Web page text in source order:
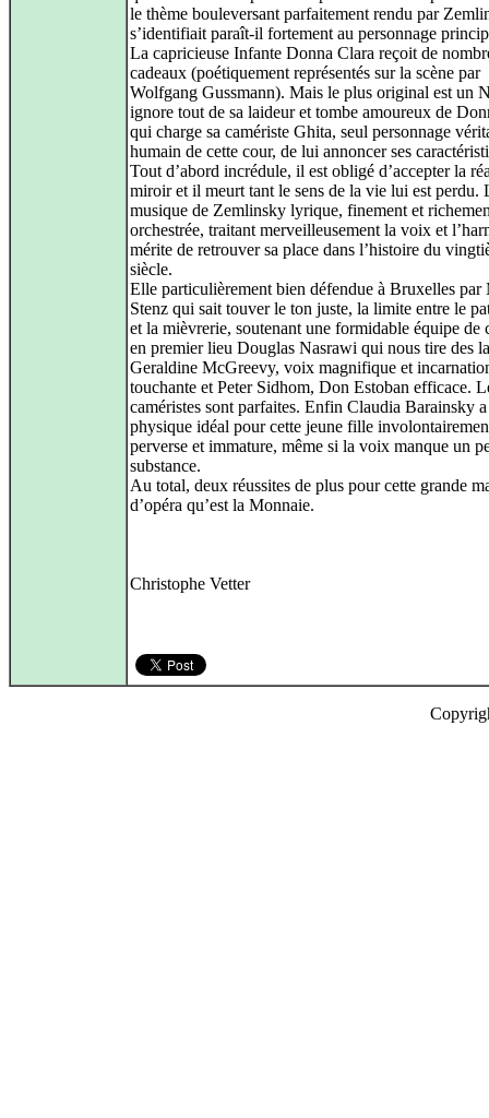
le thème bouleversant parfaitement rendu par
s’identifiait paraît-il fortement au personnage
La capricieuse Infante Donna Clara reçoit de
cadeaux (poétiquement représentés sur la scène par
Wolfgang Gussmann). Mais le plus original est un
ignore tout de sa laideur et tombe amoureux de
qui charge sa camériste Ghita, seul personnage
humain de cette cour, de lui annoncer ses
Tout d’abord incrédule, il est obligé d’accepter la
miroir et il meurt tant le sens de la vie lui est perdu.
musique de Zemlinsky lyrique, finement et
orchestrée, traitant merveilleusement la voix et
mérite de retrouver sa place dans l’histoire du
siècle.
Elle particulièrement bien défendue à Bruxelles par
Stenz qui sait touver le ton juste, la limite entre le
et la mièvrerie, soutenant une formidable équipe de
en premier lieu Douglas Nasrawi qui nous tire des
Geraldine McGreevy, voix magnifique et
touchante et Peter Sidhom, Don Estoban efficace.
caméristes sont parfaites. Enfin Claudia Barainsky
physique idéal pour cette jeune fille
perverse et immature, même si la voix manque un
substance.
Au total, deux réussites de plus pour cette grande
d’opéra qu’est la Monnaie.
Christophe Vetter